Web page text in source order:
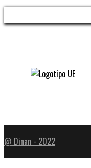
@ Dinan - 2022